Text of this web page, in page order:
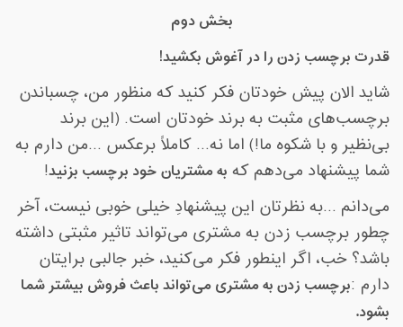
بخش دوم
قدرت برچسب زدن را در آغوش بکشید!
شاید الان پیش خودتان فکر کنید که منظور من، چسباندن
برچسب‌های مثبت به برند خودتان است. (این برند
بی‌نظیر و با شکوه ما!) اما نه... کاملاً برعکس ...من دارم به
شما پیشنهاد می‌دهم که به مشتریان خود برچسب بزنید!
می‌دانم ...به نظرتان این پیشنهادِ خیلی خوبی نیست، آخر
چطور برچسب زدن به مشتری می‌تواند تاثیر مثبتی داشته
باشد؟ خب، اگر اینطور فکر می‌کنید، خبر جالبی برایتان
دارم :برچسب زدن به مشتری می‌تواند باعث فروش بیشتر شما
بشود.